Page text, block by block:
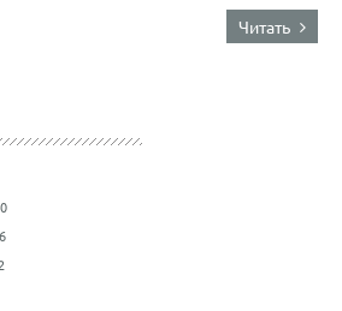
Читать